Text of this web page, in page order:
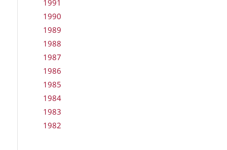
1991
1990
1989
1988
1987
1986
1985
1984
1983
1982